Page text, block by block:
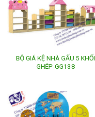
BỘ GIÁ KỆ NHÀ GẤU 5 KHỐI
GHÉP-GG138